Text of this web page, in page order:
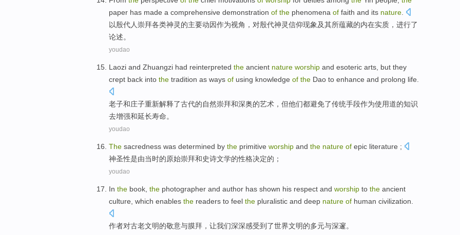
paper has made a comprehensive demonstration of the phenomena of faith and its nature.
以殷代人崇拜各类神灵的主要动因作为视角 ，对殷代神灵信仰现象及其所蕴藏的内在实质，进行了
论述。
youdao
Laozi and Zhuangzi had reinterpreted the ancient nature worship and esoteric arts but they
crept back into the tradition as ways of using knowledge of the Dao to enhance and prolong life
老子和庄子重新解释了古代的自然崇拜和深奥的艺术 ， 但他们都避免了传统手段作为使用道的知识
去增强和延长寿命。
youdao
The sacredness was determined by the primitive worship and the nature of epic literature ;
神圣性是由当时的原始崇拜和史诗文学的性格决定的 ；
youdao
In the book, the photographer and author has shown his respect and worship to the ancient
culture , which enables the readers to feel the pluralistic and deep nature of human civilization
作者对古老文明的敬意与膜拜 ，让我们深深感受到了世界文明的多元与深邃。